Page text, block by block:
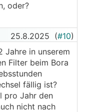
oder?
25.8.2025 (#10)
Jahre in unserem
Filter beim Bora
fällig ist?
pro Jahr den
nicht nach